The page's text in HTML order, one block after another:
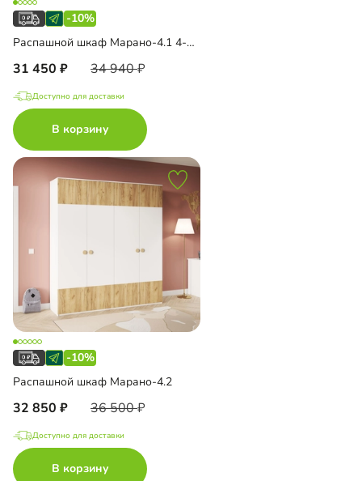
-10%
Распашной шкаф Марано-4.1 4-дверный
31 450 34 940
Доступно для доставки
В корзину
-10%
Распашной шкаф Марано-4.2
32 850 36 500
Доступно для доставки
В корзину